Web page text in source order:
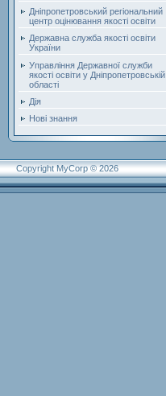
Дніпропетровський регіональний
центр оцінювання якості освіти
Державна служба якості освіти
України
Управління Державної служби
якості освіти у Дніпропетровській
області
Дія
Нові знання
Copyright MyCorp © 2026